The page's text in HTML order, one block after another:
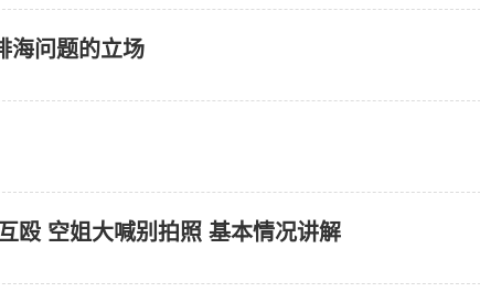
海问题的立场
殴 空姐大喊别拍照 基本情况讲解